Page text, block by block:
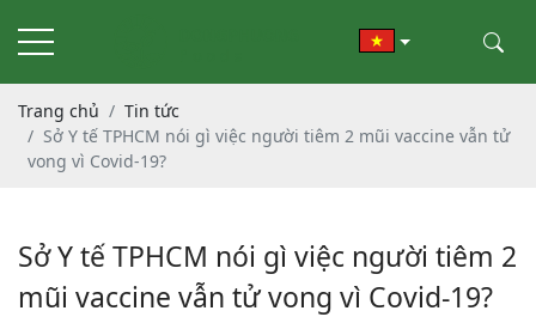
Trang chủ
Tin tức
Sở Y tế TPHCM nói gì việc người tiêm 2 mũi vaccine vẫn tử
vong vì Covid-19?
Sở Y tế TPHCM nói gì việc người tiêm 2
mũi vaccine vẫn tử vong vì Covid-19?